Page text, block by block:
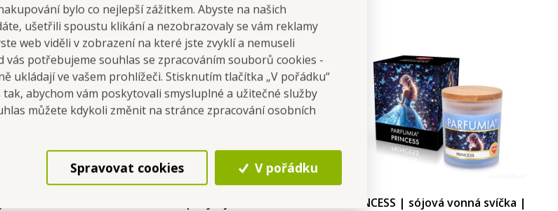
bylo co nejlepší zážitkem. Abyste na našich
ušetřili spoustu klikání a nezobrazovaly se vám reklamy
web viděli v zobrazení na které jste zvyklí a nemuseli
vás potřebujeme souhlas se zpracováním souborů cookies -
ukládají ve vašem prohlížeči. Stisknutím tlačítka „V pořádku“
abychom vám poskytovali smysluplné a užitečné služby
můžete kdykoli změnit na stránce zpracování osobních
Spravovat cookies V pořádku
PRINCESS | sójová vonná svíčka |